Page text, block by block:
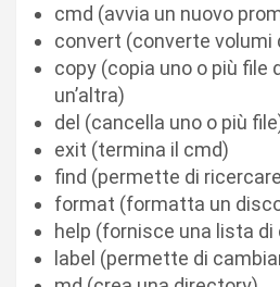
cmd (avvia un nuovo
convert (converte
copy (copia uno o più file
un’altra)
del (cancella uno o più
exit (termina il cmd)
find (permette di
format (formatta un
help (fornisce una lista di
label (permette di